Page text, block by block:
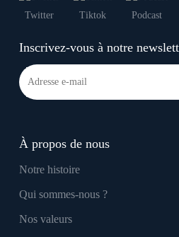
Twitter Tiktok Podcast
Inscrivez-vous à notre
À propos de nous
Notre histoire
Qui sommes-nous ?
Nos valeurs